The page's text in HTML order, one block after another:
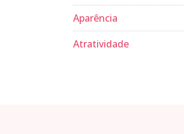
Aparência
Atratividade